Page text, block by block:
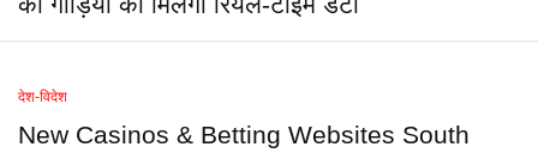
देश-विदेश
New Casinos & Betting Websites South